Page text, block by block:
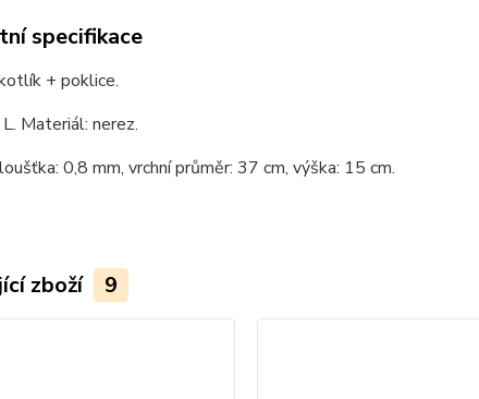
specifikace
+ poklice.
Materiál: nerez.
0,8 mm, vrchní průměr: 37 cm, výška: 15 cm.
zboží 9